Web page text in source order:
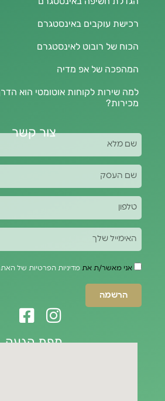
רכישת עוקבים באינסטגרם
הכוח של רובוט לאינסטגרם
המהפכה של אפ מדיה
למה שירות לקוחות אוטומטי הוא
מכירות?
צור קשר
אני מאשר/ת את מדיניות הפרטיות של
הרשמה
מפת הגעה